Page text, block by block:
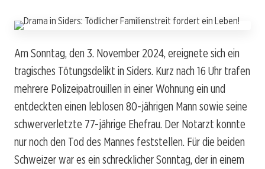
Am Sonntag, den 3. November 2024, ereignete sich ein
tragisches Tötungsdelikt in Siders. Kurz nach 16 Uhr trafen
mehrere Polizeipatrouillen in einer Wohnung ein und
entdeckten einen leblosen 80-jährigen Mann sowie seine
schwerverletzte 77-jährige Ehefrau. Der Notarzt konnte
nur noch den Tod des Mannes feststellen. Für die beiden
Schweizer war es ein schrecklicher Sonntag, der in einem